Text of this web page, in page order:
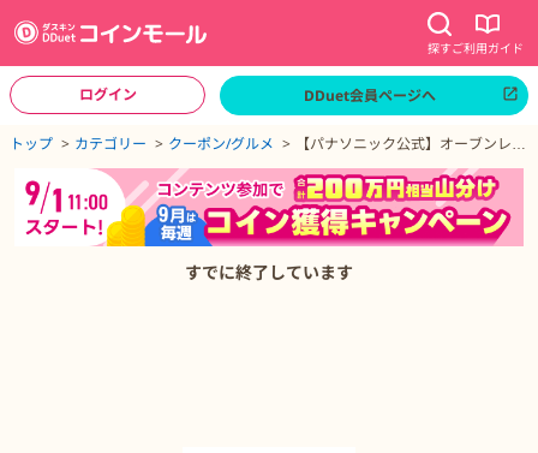
探すご利用ガイド
ログイン DDuet会員ページへ
トップ カテゴリー クーポン/グルメ
【パナソニック公式】オーブンレン
ビス
【パナソニック公式】オーブンレンジBistroと厳選食材の定期購入サー
すでに終了しています
ジトップへ